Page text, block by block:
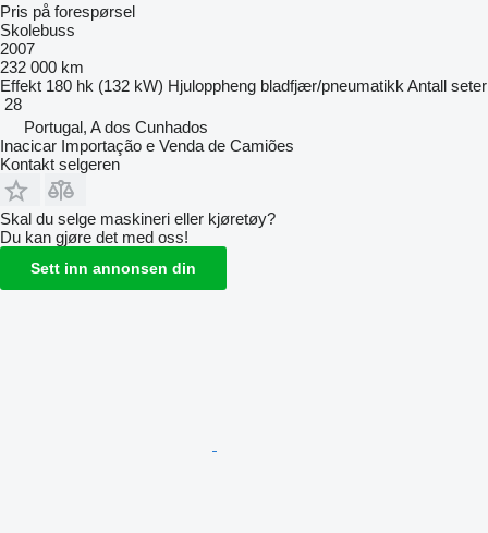
Pris på forespørsel
Skolebuss
2007
232 000 km
Effekt 180 hk (132 kW) Hjuloppheng bladfjær/pneumatikk Antall seter
28
Portugal, A dos Cunhados
Inacicar Importação e Venda de Camiões
Kontakt selgeren
Skal du selge maskineri eller kjøretøy?
Du kan gjøre det med oss!
Sett inn annonsen din